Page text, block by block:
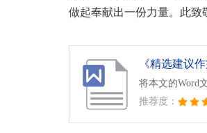
做起奉献出一份力量。此致
《精选建议
将本文的Word
推荐度：